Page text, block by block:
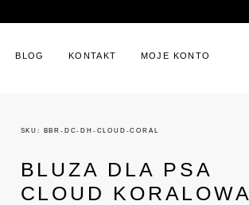
BLOG KONTAKT MOJE KONTO
SKU: BBR-DC-DH-CLOUD-CORAL
BLUZA DLA PSA
CLOUD KORALOWA